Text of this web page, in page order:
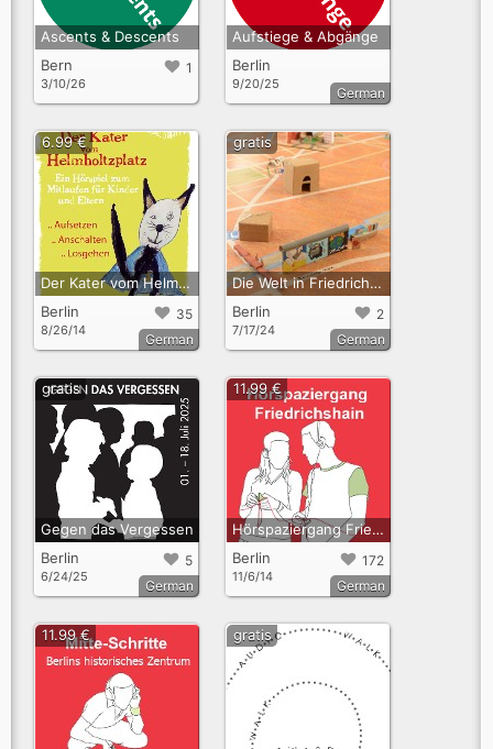
Ascents & Descents
1
Bern
3/10/26
Aufstiege & Abgänge
Berlin
9/20/25
German
Der Kater vom Helmholtzplatz. Ein Hörspiel zum Mitlaufen für Kinder und Eltern
35
Berlin
8/26/14
6.99 €
German
Die Welt in Friedrichshain-Kreuzberg
2
Berlin
7/17/24
gratis
German
Gegen das Vergessen
5
Berlin
6/24/25
gratis
German
Hörspaziergang Friedrichshain. Von Bauernkaten und Arbeiterpalästen, von Hinterhöfen und Wohnprojekten
172
Berlin
11/6/14
11.99 €
German
11.99 € gratis